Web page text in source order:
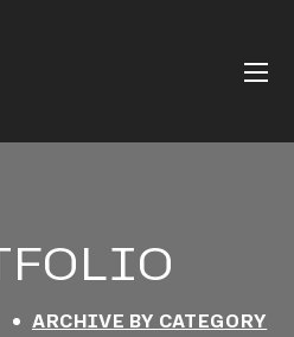
ARCHIVE BY CATEGORY